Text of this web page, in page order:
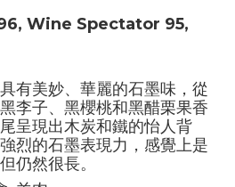
Wine Spectator 95,
有美妙、華麗的石墨味，從
李子、黑櫻桃和黑醋栗果香
呈現出木炭和鐵的怡人背
烈的石墨表現力，感覺上是
仍然很長。